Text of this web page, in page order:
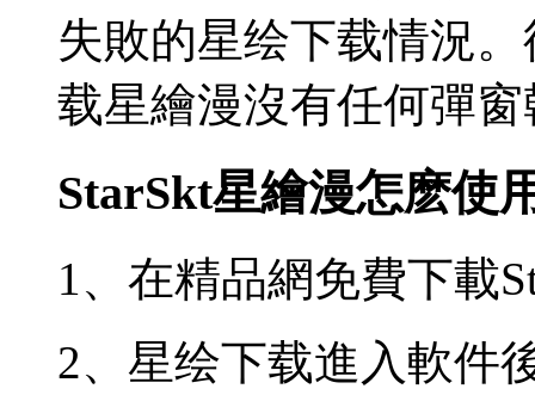
失敗的星绘下载情況
载星繪漫沒有任何彈
StarSkt星繪漫怎麽使
1、在精品網免費下載
2、星绘下载進入軟件